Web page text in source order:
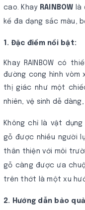
cao. Khay RAINBOW là
kế đa dạng sắc màu,
1. Đặc điểm nổi bật:
Khay RAINBOW có
đường cong hình vòm
thị giác như một
nhiên, vệ sinh dễ
Không chỉ là vật
gỗ được nhiều người
thân thiện với môi
gỗ càng được ưa
trên thớt là một xu
2. Hướng dẫn bảo